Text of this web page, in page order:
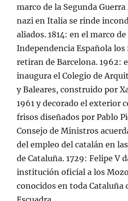
marco de la Segunda
nazi en Italia se rinde
aliados. 1814: en el marco
Independencia Española los
retiran de Barcelona. 1962:
inaugura el Colegio de
y Baleares, construido por
1961 y decorado el exterior
frisos diseñados por Pablo
Consejo de Ministros
del empleo del catalán en
de Cataluña. 1729: Felipe V
institución oficial a los
conocidos en toda Cataluña